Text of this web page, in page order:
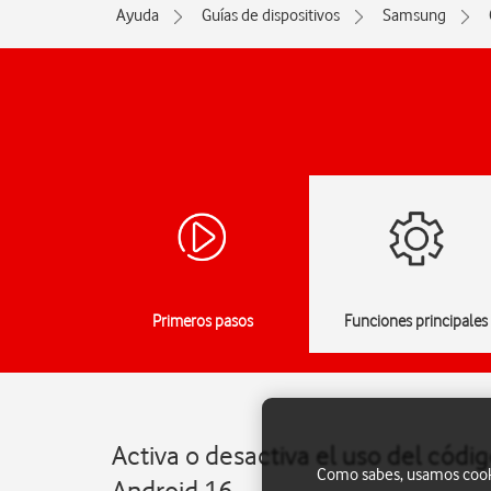
Ayuda Guías de dispositivos Samsung
Primeros pasos Funciones principales
Activa o desactiva el uso del
Como sabes, usamos